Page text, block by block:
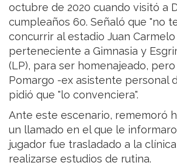
octubre de 2020 cuando visitó a
cumpleaños 60. Señaló que "no
concurrir al estadio Juan
perteneciente a Gimnasia y
(LP), para ser homenajeado,
Pomargo -ex asistente personal
pidió que "lo convenciera".
Ante este escenario, rememoró
un llamado en el que le
jugador fue trasladado a la
realizarse estudios de rutina.